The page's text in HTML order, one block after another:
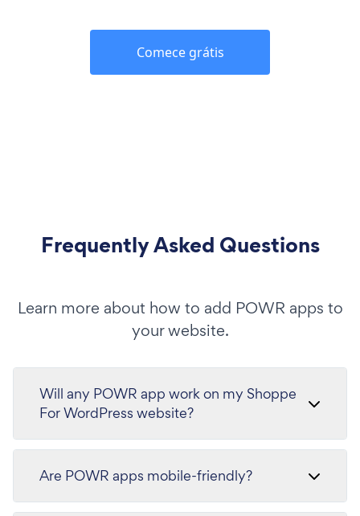
Comece grátis
Frequently Asked Questions
Learn more about how to add POWR apps to
your website.
Will any POWR app work on my Shoppe
For WordPress website?
Are POWR apps mobile-friendly?